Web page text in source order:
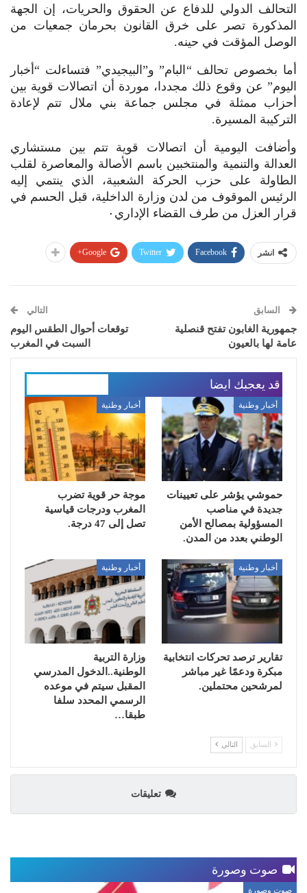
التحالف الدولي للدفاع عن الحقوق والحريات، إن الجهة
المذكورة تصر على خرق القانون بحرمان جمعيات من
الوصل المؤقت في حينه.
أما بخصوص تحالف “البام” و”البيجيدي” فتساءلت “أخبار
اليوم” عن وقوع ذلك مجددا، موردة أن اتصالات قوية بين
أحزاب ممثلة في مجلس جماعة بني ملال تتم لإعادة
التركيبة المسيرة.
وأضافت اليومية أن اتصالات قوية تتم بين مستشاري
العدالة والتنمية والمنتخبين باسم الأصالة والمعاصرة لقلب
الطاولة على حزب الحركة الشعبية، الذي ينتمي إليه
الرئيس الموقوف من لدن وزارة الداخلية، قبل الحسم في
قرار العزل من طرف القضاء الإداري٠
انشر Facebook
Twitter
Google+
السابق
جمهورية الغابون تفتح قنصلية
عامة لها بالعيون
التالي
توقعات أحوال الطقس اليوم
السبت في المغرب
قد يعجبك ايضا
أخبار وطنية
حموشي يؤشر على تعيينات
جديدة في مناصب
المسؤولية بمصالح الأمن
الوطني بعدد من المدن.
أخبار وطنية
موجة حر قوية تضرب
المغرب ودرجات قياسية
تصل إلى 47 درجة.
أخبار وطنية
تقارير ترصد تحركات انتخابية
مبكرة ودعمًا غير مباشر
لمرشحين محتملين.
أخبار وطنية
وزارة التربية
الوطنية..الدخول المدرسي
المقبل سیتم في موعده
الرسمي المحدد سلفا
طبقا…
السابق التالي
تعليقات
صوت وصورة
صوت وصورة